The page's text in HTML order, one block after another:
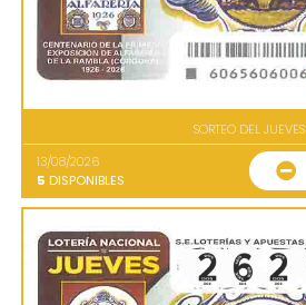
SORTEO DEL JUEVES
13/08/2026
5 DISPONIBLES